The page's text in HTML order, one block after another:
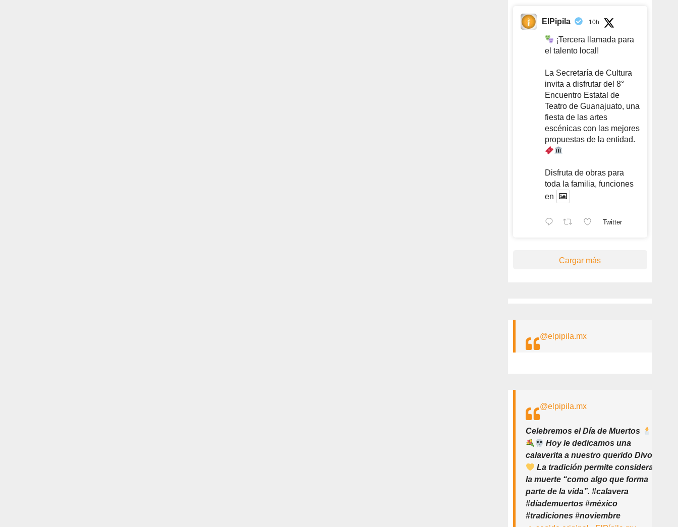
ElPipila 10h
¡Tercera llamada para
el talento local!
La Secretaría de Cultura
invita a disfrutar del 8°
Encuentro Estatal de
Teatro de Guanajuato, una
fiesta de las artes
escénicas con las mejores
propuestas de la entidad.
Disfruta de obras para
toda la familia, funciones
en
Twitter
Cargar más
@elpipila.mx
@elpipila.mx
Celebremos el Día de Muertos
Hoy le dedicamos una
calaverita a nuestro querido Divo
La tradición permite considerar
la muerte “como algo que forma
parte de la vida”. #calavera
#díademuertos #méxico
#tradiciones #noviembre